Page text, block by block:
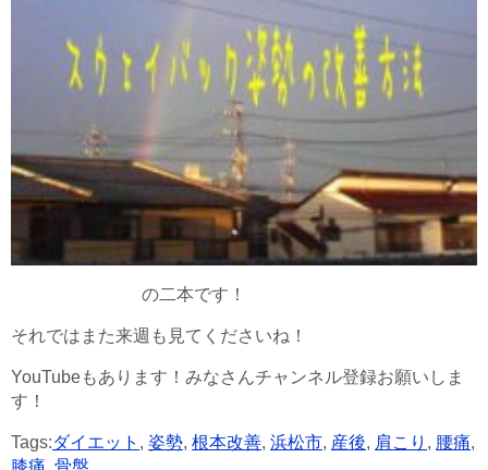
の二本です！
それではまた来週も見てくださいね！
YouTubeもあります！みなさんチャンネル登録お願いしま
す！
Tags:ダイエット , 姿勢, 根本改善, 浜松市, 産後, 肩こり , 腰痛,
膝痛, 骨盤